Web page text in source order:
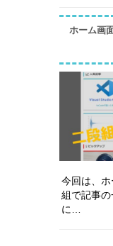
ホーム画
今回は、
組で記事
に…